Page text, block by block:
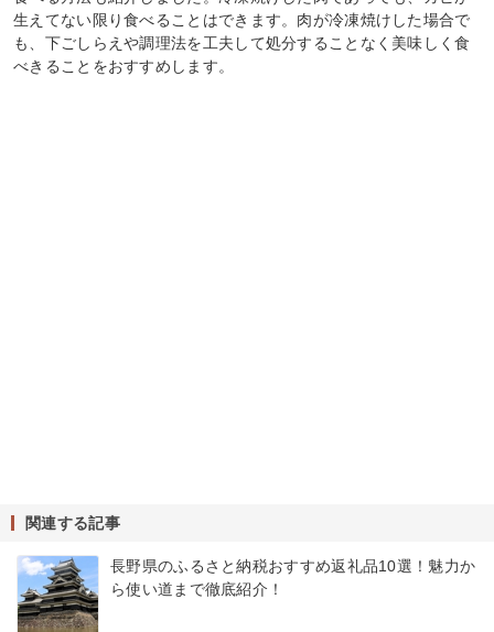
生えてない限り食べることはできます。肉が冷凍焼けした場合で
も、下ごしらえや調理法を工夫して処分することなく美味しく食
べきることをおすすめします。
関連する記事
長野県のふるさと納税おすすめ返礼品10選！魅力か
ら使い道まで徹底紹介！